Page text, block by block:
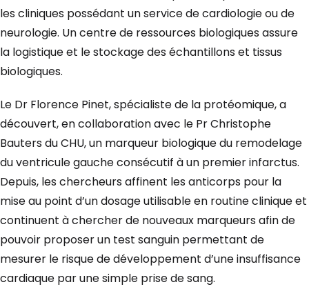
les cliniques possédant un service de cardiologie ou de
neurologie. Un centre de ressources biologiques assure
la logistique et le stockage des échantillons et tissus
biologiques.
Le Dr Florence Pinet, spécialiste de la protéomique, a
découvert, en collaboration avec le Pr Christophe
Bauters du CHU, un marqueur biologique du remodelage
du ventricule gauche consécutif à un premier infarctus.
Depuis, les chercheurs affinent les anticorps pour la
mise au point d’un dosage utilisable en routine clinique et
continuent à chercher de nouveaux marqueurs afin de
pouvoir proposer un test sanguin permettant de
mesurer le risque de développement d’une insuffisance
cardiaque par une simple prise de sang.